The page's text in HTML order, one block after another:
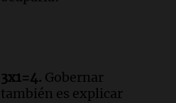
3x1=4. Gobernar
también es explicar